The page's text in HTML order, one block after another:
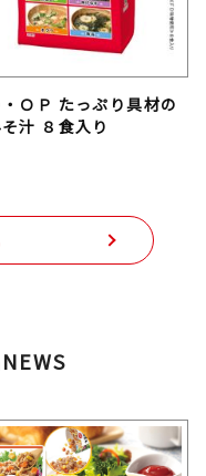
・ＯＰ たっぷり具材の
汁 ８食入り